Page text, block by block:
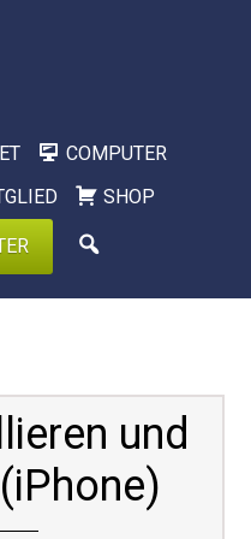
COMPUTER
SHOP
und